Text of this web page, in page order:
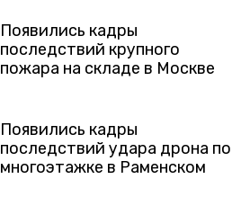
Появились кадры
последствий крупного
пожара на складе в Москве
Появились кадры
последствий удара дрона по
многоэтажке в Раменском